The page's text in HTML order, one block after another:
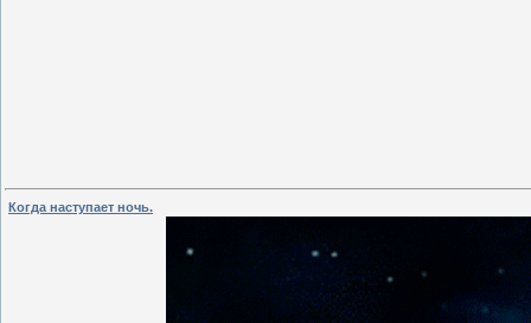
Когда наступает ночь.